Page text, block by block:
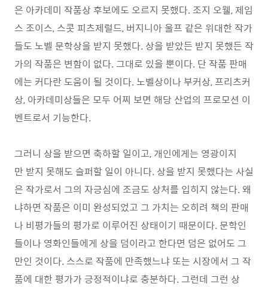
은 아카데미 작품상 후보에도 오르지 못했다. 조지 오웰, 제임
스 조이스, 스콧 피츠제럴드, 버지니아 울프 같은 위대한 작가
들도 노벨 문학상을 받지 못했다. 상을 받았든 받지 못했든 작
가의 작품은 변함이 없다. 그대로 있을 뿐이다. 단 작품 판매
에는 커다란 도움이 될 것이다. 노벨상이나 부커상, 프리츠커
상, 아카데미상들은 모두 어찌 보면 해당 산업의 프로모션 이
벤트로서 기능한다.
그러니 상을 받으면 축하할 일이고, 개인에게는 영광이지
만 받지 못해도 슬퍼할 일이 아니다. 상을 받지 못했다는 사실
은 작가로서 그의 자긍심에 조금도 상처를 입히지 않는다. 왜
냐하면 작품은 이미 완성되었고 그 가치는 오히려 책의 판매
나 비평가들의 평가로 이루어진 상태이기 때문이다. 문학인
들이나 영화인들에게 상을 덤이라고 한다면 덤은 없어도 그
만인 것이다. 스스로 작품에 만족했느냐 또는 시장에서 그 작
품에 대한 평가가 긍정적이냐로 충분하다. 그런데 그런 상